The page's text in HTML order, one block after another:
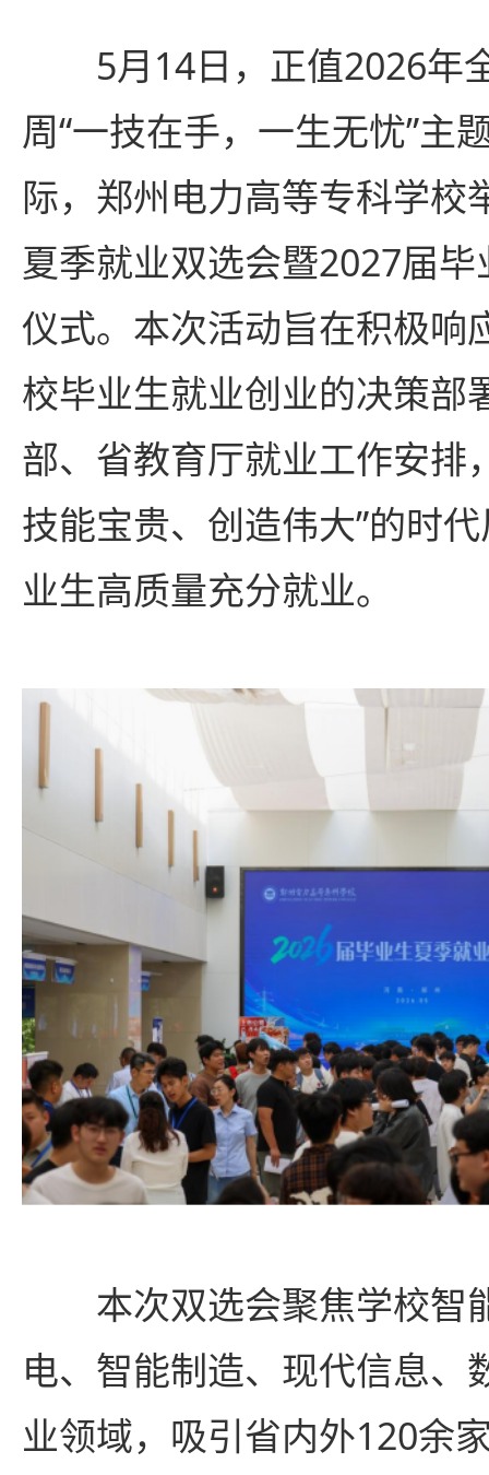
5月14日，正值2026年
周“一技在手，一生无忧”主
际，郑州电力高等专科学校
夏季就业双选会暨2027届
仪式。本次活动旨在积极响
校毕业生就业创业的决策部
部、省教育厅就业工作安排
技能宝贵、创造伟大”的时
业生高质量充分就业。
本次双选会聚焦学校智
电、智能制造、现代信息、
业领域，吸引省内外120余